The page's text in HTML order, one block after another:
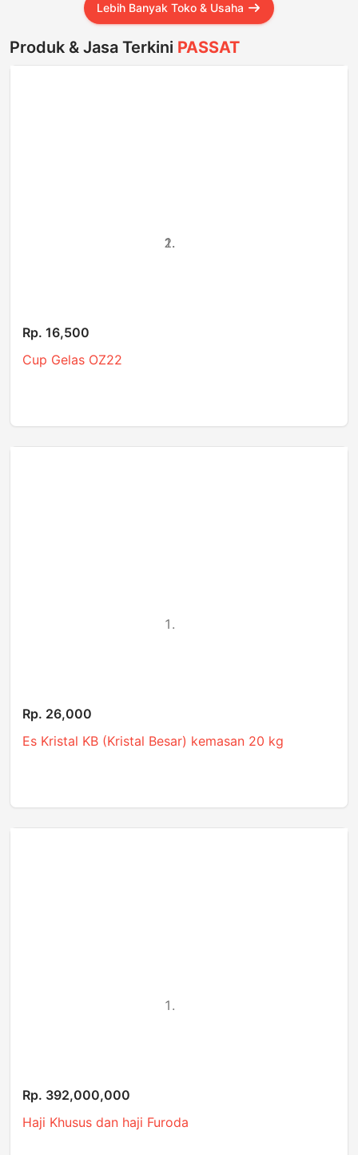
Lebih Banyak Toko & Usaha
Produk & Jasa Terkini PASSAT
Rp. 16,500
Cup Gelas OZ22
Rp. 26,000
Es Kristal KB (Kristal Besar) kemasan 20 kg
Rp. 392,000,000
Haji Khusus dan haji Furoda